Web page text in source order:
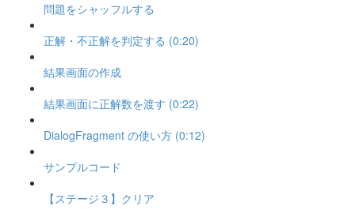
問題をシャッフルする
正解・不正解を判定する (0:20)
結果画面の作成
結果画面に正解数を渡す (0:22)
DialogFragment の使い方 (0:12)
サンプルコード
【ステージ３】クリア